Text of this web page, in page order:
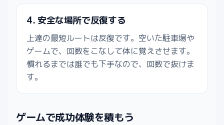
4. 安全な場所で反復する
上達の最短ルートは反復です。空いた駐車場や
ゲームで、回数をこなして体に覚えさせます。
慣れるまでは誰でも下手なので、回数で抜けま
す。
ゲームで成功体験を積もう